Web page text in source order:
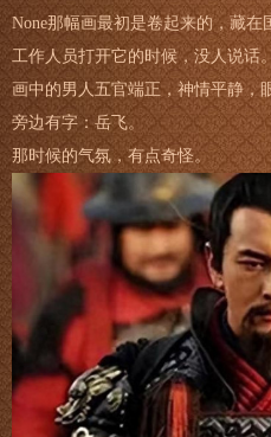
None那幅画最初是卷起来的，藏在
工作人员打开它的时候，没人说话
画中的男人五官端正，神情平静，
旁边有字：岳飞。
那时候的气氛，有点奇怪。